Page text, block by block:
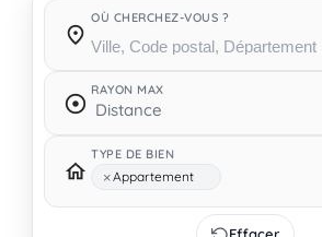
OÙ CHERCHEZ-VOUS ?
RAYON MAX
TYPE DE BIEN
×Appartement